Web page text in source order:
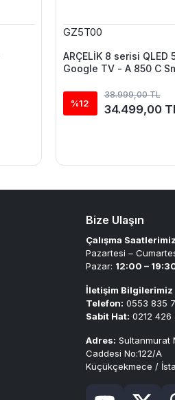
GZ5T00
ARÇELİK 8 serisi QLED
Google TV - A 850 C
%12
38.999,00 TL
34.499,00
Bize Ulaşın
Çalışma Saatlerimiz
Pazartesi –
Pazar: 12:00 –
İletişim Bilgilerimiz
Telefon: 0553 835
Sabit Hat: 0212 426
Adres: Sultanmurat
Caddesi No:122/A
Küçükçekmece /